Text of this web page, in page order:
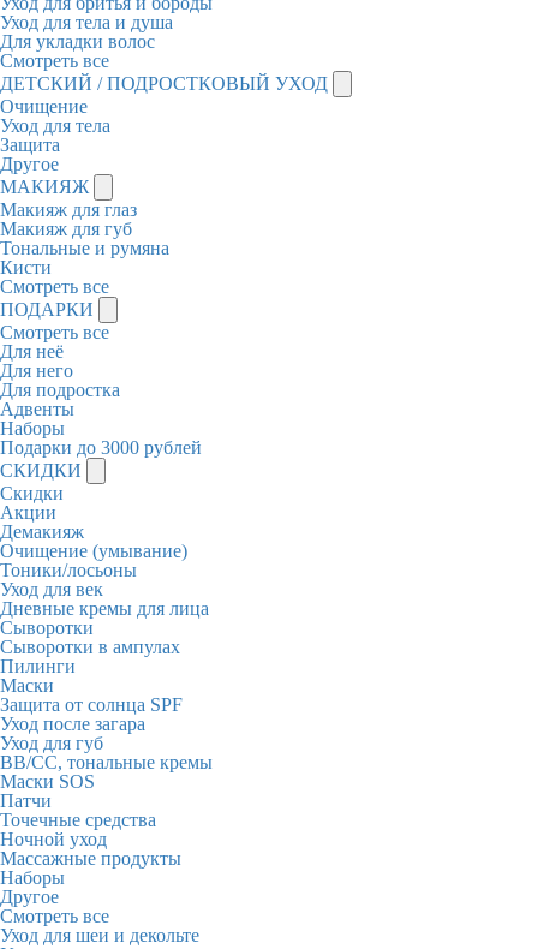
Уход для тела и душа
Для укладки волос
Смотреть все
ДЕТСКИЙ / ПОДРОСТКОВЫЙ УХОД
Очищение
Уход для тела
Защита
Другое
МАКИЯЖ
Макияж для глаз
Макияж для губ
Тональные и румяна
Кисти
Смотреть все
ПОДАРКИ
Смотреть все
Для неё
Для него
Для подростка
Адвенты
Наборы
Подарки до 3000 рублей
СКИДКИ
Скидки
Акции
Демакияж
Очищение (умывание)
Тоники/лосьоны
Уход для век
Дневные кремы для лица
Сыворотки
Сыворотки в ампулах
Пилинги
Маски
Защита от солнца SPF
Уход после загара
Уход для губ
BB/CC, тональные кремы
Маски SOS
Патчи
Точечные средства
Ночной уход
Массажные продукты
Наборы
Другое
Смотреть все
Уход для шеи и декольте